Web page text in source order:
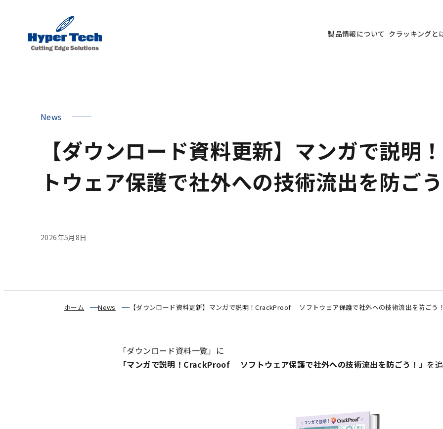
製品情報について クラッキングと
【ダウンロード資料更新】マンガで説
トウェア保護で社外への技術流出を防ごう
News
2026年5月8日
ホーム News 【ダウンロード資料更新】マンガで説明！CrackProof ソフトウェア保護で社外への技術流出を防ごう！
「ダウンロード資料一覧」に
「マンガで説明！CrackProof ソフトウェア保護で社外への技術流出を防ごう！ 」 を